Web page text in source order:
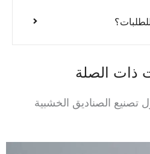
ذات الصلة
تصنيع الصناديق الخشبية